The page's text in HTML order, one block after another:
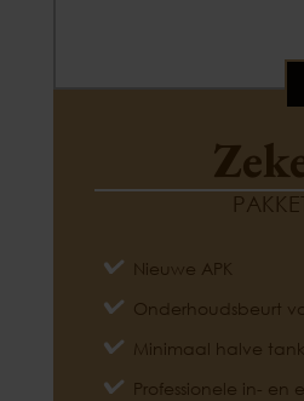
Nieuwe APK
Onderhoudsbeurt
Minimaal halve
Professionele in- en